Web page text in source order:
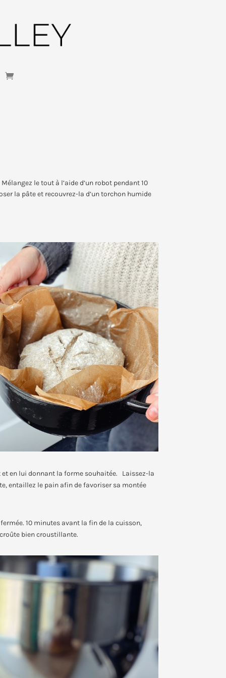
le tout à l’aide d’un robot pendant 10
la pâte et recouvrez-la d’un torchon humide
en lui donnant la forme souhaitée. Laissez-la
entaillez le pain afin de favoriser sa montée
10 minutes avant la fin de la cuisson,
bien croustillante.